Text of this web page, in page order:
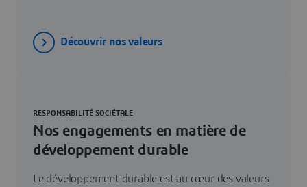
Découvrir nos valeurs
Nos engagements en matière de
développement durable
RESPONSABILITÉ SOCIÉTALE
Le développement durable est au cœur des valeurs